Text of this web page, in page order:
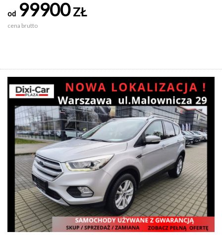
od 99900ZŁ
cena brutto